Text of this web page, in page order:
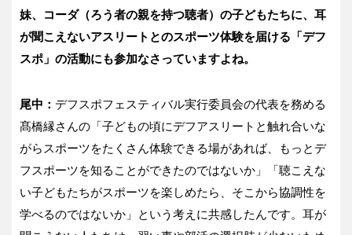
妹、コーダ（ろう者の親を持つ聴者）の子どもたちに、耳
が聞こえないアスリートとのスポーツ体験を届ける「デフ
スポ」の活動にも参加なさっていますよね。
尾中： デフスポフェスティバル実行委員会の代表を務める
髙橋縁さんの「子どもの頃にデフアスリートと触れ合いな
がらスポーツをたくさん体験できる場があれば、もっとデ
フスポーツを知ることができたのではないか」「聴こえな
い子どもたちがスポーツを楽しめたら、そこから協調性を
学べるのではないか」という考えに共感したんです。耳が